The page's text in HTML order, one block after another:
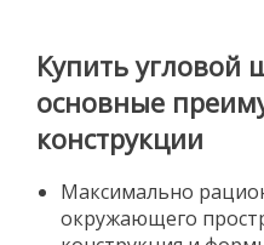
Купить угловой
основные
конструкции
Максимально
окружающего